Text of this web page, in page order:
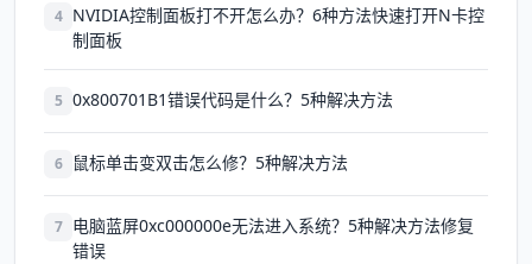
4 NVIDIA控制面板打不开怎么办？6种方法快速打开N卡控
制面板
5 0x800701B1错误代码是什么？5种解决方法
6 鼠标单击变双击怎么修？5种解决方法
7 电脑蓝屏0xc000000e无法进入系统？5种解决方法修复
错误